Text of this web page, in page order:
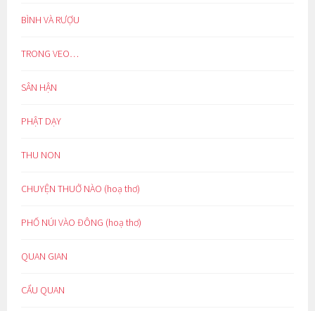
BÌNH VÀ RƯỢU
TRONG VEO…
SÂN HẬN
PHẬT DẠY
THU NON
CHUYỆN THUỞ NÀO (hoạ thơ)
PHỐ NÚI VÀO ĐÔNG (hoạ thơ)
QUAN GIAN
CẨU QUAN